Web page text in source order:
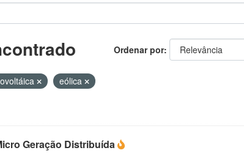
Ordenar por
eólica
Geração Distribuída